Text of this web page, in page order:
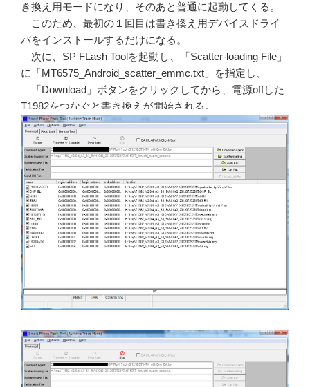
き換え用モードになり、そのあと普通に起動してくる。
このため、最初の１回目は書き換え用デバイスドライ
バをインストールするだけになる。
次に、SP FLash Toolを起動し、「Scatter-loading File」
に「MT6575_Android_scatter_emmc.txt」を指定し、
「Download」ボタンをクリックしてから、電源offした
T1982をつなぐと書き換えが開始される。